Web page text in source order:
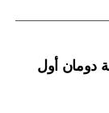
دومان أول